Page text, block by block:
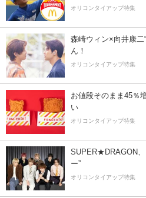
オリコンタイアップ特集
森崎ウィン×向井康二
ん！
オリコンタイアップ特集
お値段そのまま45％
い
オリコンタイアップ特集
SUPER★DRAGON、
ー”
オリコンタイアップ特集